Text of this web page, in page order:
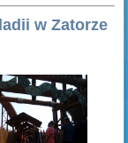
w Zatorze